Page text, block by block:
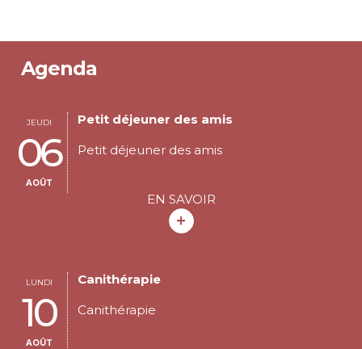
Agenda
JEUDI
06
AOÛT
Petit déjeuner des amis
Petit déjeuner des amis
EN SAVOIR
LUNDI
10
AOÛT
Canithérapie
Canithérapie